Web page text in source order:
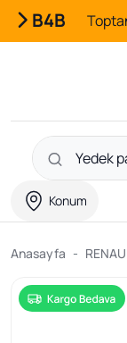
B4B
Konum
Anasayfa